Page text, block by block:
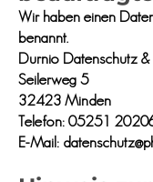
Wir haben einen
benannt.
Durnio Datenschutz
Seilerweg 5
32423 Minden
Telefon: 05251
E-Mail: